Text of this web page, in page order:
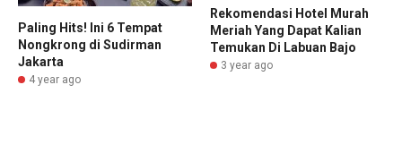
Paling Hits! Ini 6 Tempat
Nongkrong di Sudirman
Jakarta
4 year ago
Rekomendasi Hotel Murah
Meriah Yang Dapat Kalian
Temukan Di Labuan Bajo
3 year ago